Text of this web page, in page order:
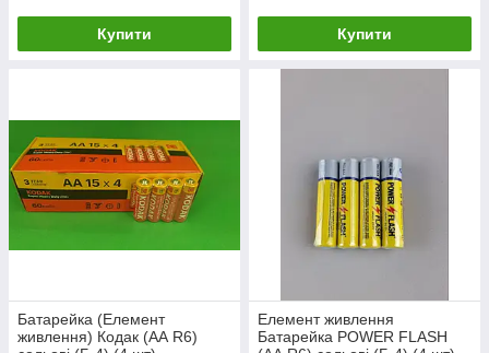
Купити Купити
Батарейка (Елемент
живлення) Кодак (АА R6)
Елемент живлення
Батарейка POWER FLASH